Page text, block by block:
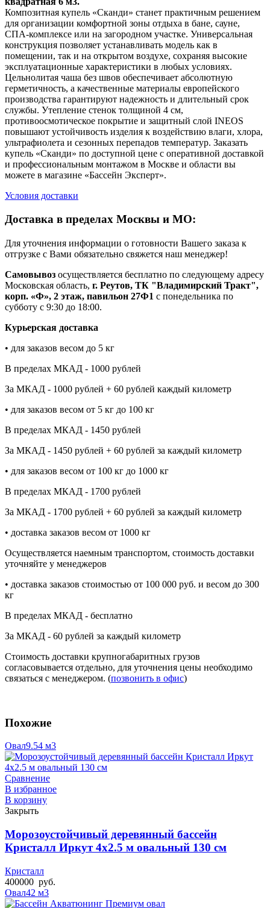
Композитная купель «Сканди» станет практичным решением
для организации комфортной зоны отдыха в бане, сауне,
СПА-комплексе или на загородном участке. Универсальная
конструкция позволяет устанавливать модель как в
помещении, так и на открытом воздухе, сохраняя высокие
эксплуатационные характеристики в любых условиях.
Цельнолитая чаша без швов обеспечивает абсолютную
герметичность, а качественные материалы европейского
производства гарантируют надежность и длительный срок
службы. Утепление стенок толщиной 4 см,
противоосмотическое покрытие и защитный слой INEOS
повышают устойчивость изделия к воздействию влаги, хлора,
ультрафиолета и сезонных перепадов температур. Заказать
купель «Сканди» по доступной цене с оперативной доставкой
и профессиональным монтажом в Москве и области вы
можете в магазине «Бассейн Эксперт».
Условия доставки
Доставка в пределах Москвы и МО:
Для уточнения информации о готовности Вашего заказа к
отгрузке с Вами обязательно свяжется наш менеджер!
Самовывоз осуществляется бесплатно по следующему адресу
Московская область, г. Реутов, ТК "Владимирский Тракт",
корп. «Ф», 2 этаж, павильон 27Ф1 с понедельника по
субботу с 9:30 до 18:00.
Курьерская доставка
• для заказов весом до 5 кг
В пределах МКАД - 1000 рублей
За МКАД - 1000 рублей + 60 рублей каждый километр
• для заказов весом от 5 кг до 100 кг
В пределах МКАД - 1450 рублей
За МКАД - 1450 рублей + 60 рублей за каждый километр
• для заказов весом от 100 кг до 1000 кг
В пределах МКАД - 1700 рублей
За МКАД - 1700 рублей + 60 рублей за каждый километр
• доставка заказов весом от 1000 кг
Осуществляется наемным транспортом, стоимость доставки
уточняйте у менеджеров
• доставка заказов стоимостью от 100 000 руб. и весом до 300
кг
В пределах МКАД - бесплатно
За МКАД - 60 рублей за каждый километр
Стоимость доставки крупногабаритных грузов
согласовывается отдельно, для уточнения цены необходимо
связаться с менеджером. (позвонить в офис)
Похожие
Овал9.54 м3
Сравнение
В избранное
В корзину
Закрыть
Морозоустойчивый деревянный бассейн
Кристалл Иркут 4х2.5 м овальный 130 см
Кристалл
400000 руб.
Овал42 м3